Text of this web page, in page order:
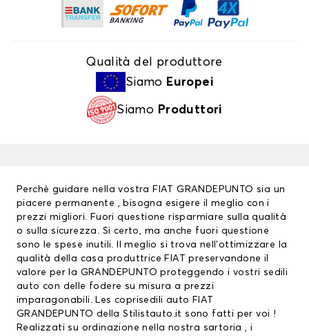
Qualità del produttore
Siamo Europei
Siamo Produttori
Perchè guidare nella vostra FIAT GRANDEPUNTO sia un
piacere permanente , bisogna esigere il meglio con i
prezzi migliori. Fuori questione risparmiare sulla qualità
o sulla sicurezza. Si certo, ma anche fuori questione
sono le spese inutili. Il meglio si trova nell’ottimizzare la
qualità della casa produttrice FIAT preservandone il
valore per la GRANDEPUNTO proteggendo i vostri sedili
auto con delle fodere su misura a prezzi
imparagonabili. Les coprisedili auto FIAT
GRANDEPUNTO della Stilistauto.it sono fatti per voi !
Realizzati su ordinazione nella nostra sartoria , i